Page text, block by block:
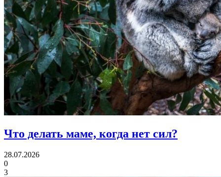
Что делать маме, когда нет сил?
28.07.2026
0
3